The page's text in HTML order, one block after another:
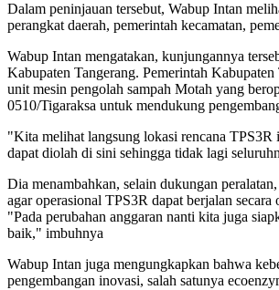
Dalam peninjauan tersebut, Wabup Intan
perangkat daerah, pemerintah kecamatan,
Wabup Intan mengatakan, kunjungannya
Kabupaten Tangerang. Pemerintah
unit mesin pengolah sampah Motah yang
0510/Tigaraksa untuk mendukung
"Kita melihat langsung lokasi rencana
dapat diolah di sini sehingga tidak lagi
Dia menambahkan, selain dukungan
agar operasional TPS3R dapat berjalan secara
"Pada perubahan anggaran nanti kita juga
baik," imbuhnya
Wabup Intan juga mengungkapkan bahwa
pengembangan inovasi, salah satunya